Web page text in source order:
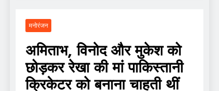
मनोरंजन
अमिताभ, विनोद और मुकेश को
छोड़कर रेखा की मां पाकिस्तानी
क्रिकेटर को बनाना चाहती थीं